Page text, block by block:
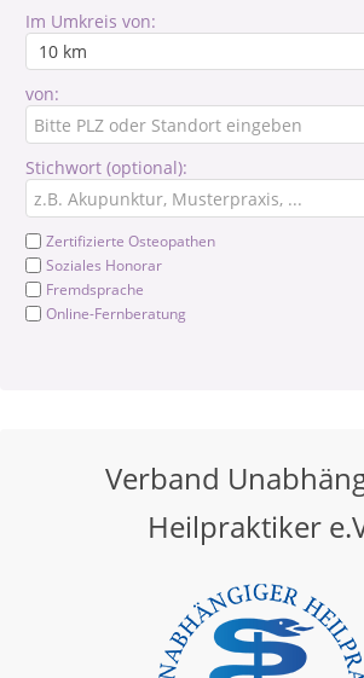
Im Umkreis von:
von:
Stichwort (optional):
Zertifizierte Osteopathen
Soziales Honorar
Fremdsprache
Online-Fernberatung
Verband
Heilpraktiker